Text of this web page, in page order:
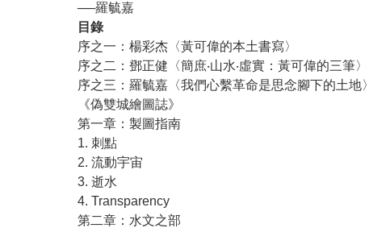
──羅毓嘉
目錄
序之一：楊彩杰〈黃可偉的本土書寫〉
序之二：鄧正健〈簡庶‧山水‧虛實：黃可偉的三筆〉
序之三：羅毓嘉〈我們心繫革命是思念腳下的土地〉
《偽雙城繪圖誌》
第一章：製圖指南
1. 刺點
2. 流動宇宙
3. 逝水
4. Transparency
第二章：水文之部